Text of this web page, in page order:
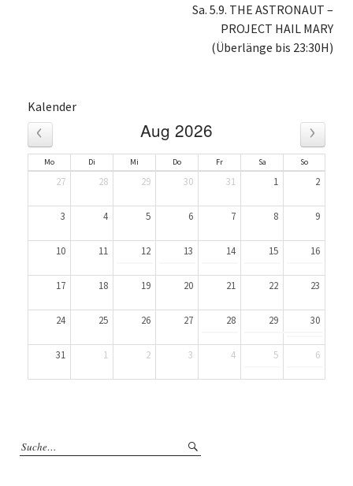
Sa. 5.9. THE ASTRONAUT –
PROJECT HAIL MARY
(Überlänge bis 23:30H)
Kalender
‹ Aug 2026 ›
Mo Di Mi Do Fr Sa So
27 28 29 30 31 1 2
3 4 5 6 7 8 9
10 11 12 13 14 15 16
17 18 19 20 21 22 23
24 25 26 27 28 29 30
31 1 2 3 4 5 6